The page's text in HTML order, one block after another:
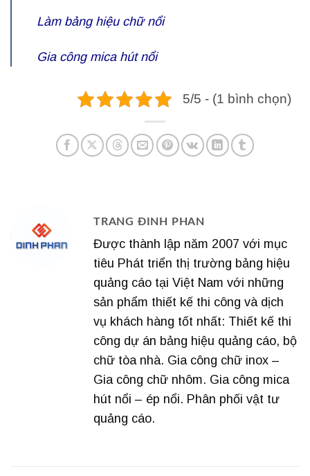
Làm bảng hiệu chữ nổi
Gia công mica hút nổi
5/5 - (1 bình chọn)
TRANG ĐINH PHAN
Được thành lập năm 2007 với mục
tiêu Phát triển thị trường bảng hiệu
quảng cáo tại Việt Nam với những
sản phẩm thiết kế thi công và dịch
vụ khách hàng tốt nhất: Thiết kế thi
công dự án bảng hiệu quảng cáo, bộ
chữ tòa nhà. Gia công chữ inox –
Gia công chữ nhôm. Gia công mica
hút nổi – ép nổi. Phân phối vật tư
quảng cáo.